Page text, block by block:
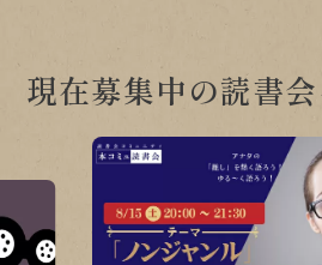
現在募集中の読書